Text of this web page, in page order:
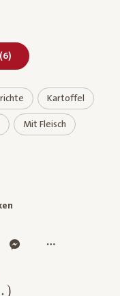
Bereits geliked
(6)
Kartoffel
Mit Fleisch